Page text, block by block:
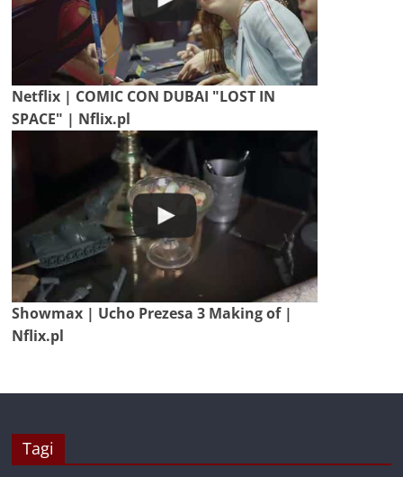
Netflix | COMIC CON DUBAI "LOST IN
SPACE" | Nflix.pl
Showmax | Ucho Prezesa 3 Making of |
Nflix.pl
Tagi